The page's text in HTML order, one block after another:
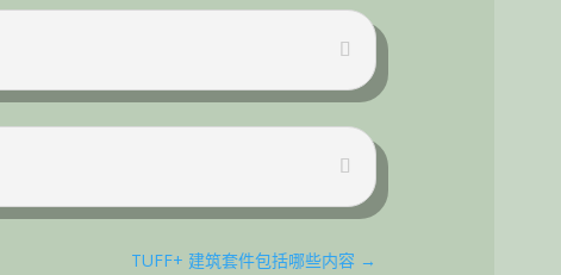
TUFF+ 建筑套件包括哪些内容 →